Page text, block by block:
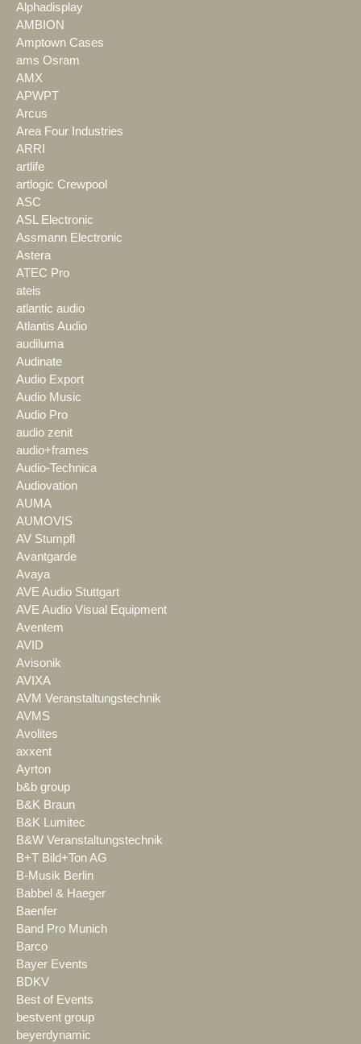
Alphadisplay
AMBION
Amptown Cases
ams Osram
AMX
APWPT
Arcus
Area Four Industries
ARRI
artlife
artlogic Crewpool
ASC
ASL Electronic
Assmann Electronic
Astera
ATEC Pro
ateis
atlantic audio
Atlantis Audio
audiluma
Audinate
Audio Export
Audio Music
Audio Pro
audio zenit
audio+frames
Audio-Technica
Audiovation
AUMA
AUMOVIS
AV Stumpfl
Avantgarde
Avaya
AVE Audio Stuttgart
AVE Audio Visual Equipment
Aventem
AVID
Avisonik
AVIXA
AVM Veranstaltungstechnik
AVMS
Avolites
axxent
Ayrton
b&b group
B&K Braun
B&K Lumitec
B&W Veranstaltungstechnik
B+T Bild+Ton AG
B-Musik Berlin
Babbel & Haeger
Baenfer
Band Pro Munich
Barco
Bayer Events
BDKV
Best of Events
bestvent group
beyerdynamic